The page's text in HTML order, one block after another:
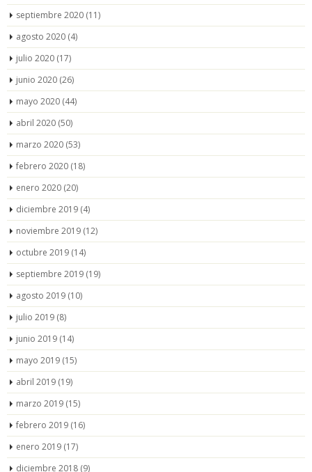
septiembre 2020 (11)
agosto 2020 (4)
julio 2020 (17)
junio 2020 (26)
mayo 2020 (44)
abril 2020 (50)
marzo 2020 (53)
febrero 2020 (18)
enero 2020 (20)
diciembre 2019 (4)
noviembre 2019 (12)
octubre 2019 (14)
septiembre 2019 (19)
agosto 2019 (10)
julio 2019 (8)
junio 2019 (14)
mayo 2019 (15)
abril 2019 (19)
marzo 2019 (15)
febrero 2019 (16)
enero 2019 (17)
diciembre 2018 (9)